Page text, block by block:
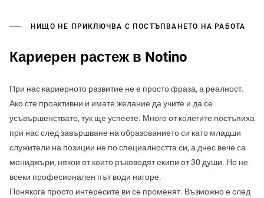
НИЩО НЕ ПРИКЛЮЧВА С ПОСТЪПВАНЕТО НА РАБОТА
Кариерен растеж в Notino
При нас кариерното развитие не е просто фраза, а реалност.
Ако сте проактивни и имате желание да учите и да се
усъвършенствате, тук ще успеете. Много от колегите постъпиха
при нас след завършване на образованието си като младши
служители на позиции не по специалността си, а днес вече са
мениджъри, някои от които ръководят екипи от 30 души. Но не
всеки професионален път води нагоре.
Понякога просто интересите ви се променят. Възможно е след